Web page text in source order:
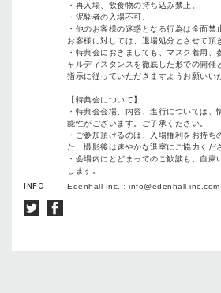
・再入場、飲食物の持ち込み禁止。
・泥酔者の入場不可。
・他のお客様の迷惑となる行為は全面禁
お客様に対しては、退場処分とさせて頂
・特典会におきましても、マスク着用、
ャルディスタンスを徹底した形での開催
指示に従っていただきますようお願いい
【特典会について】
・特典会会場、内容、進行については、
能性がございます。ご了承ください。
・ご参加頂けるのは、入場権利をお持ち
た、撮影後は速やかな退室にご協力くだ
・会場内にとどまってのご歓談も、自粛
します。
INFO
Edenhall Inc.：info@edenhall-inc.com